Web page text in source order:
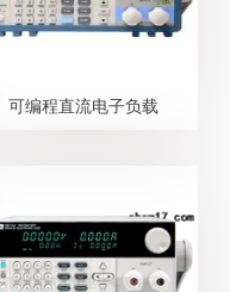
可编程直流电子负载